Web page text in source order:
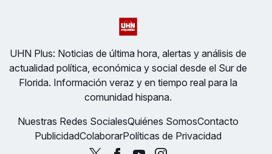
UHN Plus: Noticias de última hora, alertas y análisis de
actualidad política, económica y social desde el Sur de
Florida. Información veraz y en tiempo real para la
comunidad hispana.
Nuestras Redes SocialesQuiénes SomosContacto
PublicidadColaborarPolíticas de Privacidad